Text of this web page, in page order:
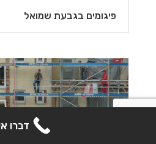
פיגומים בגבעת שמואל
דברו